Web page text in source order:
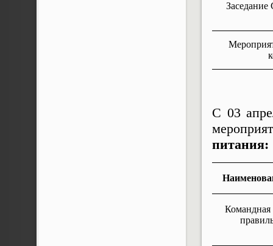
С 03
питания:
Командная